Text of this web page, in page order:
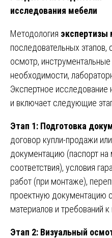
исследования мебели
Методология экспертизы
последовательных
осмотр,
необходимости,
Экспертное исследование
и включает следующие
Этап 1: Подготовка
договор купли-продажи
документацию (паспорт
соответствия), условия
работ (при монтаже),
проектную документацию
материалов и требований к
Этап 2: Визуальный